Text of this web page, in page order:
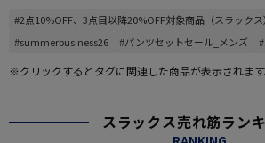
#2点10%OFF、3点目以降20%OFF対象商品（スラックス）
#summerbusiness26
#パンツセットセール_メンズ
※クリックするとタグに関連した商品が表示されます
スラックス売れ筋ラン